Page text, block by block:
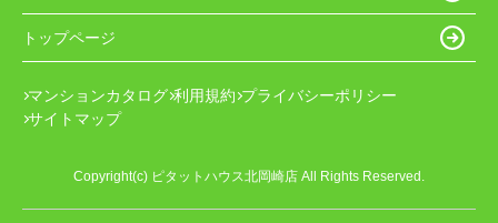
トップページ
マンションカタログ 利用規約 プライバシーポリシー
サイトマップ
Copyright(c) ピタットハウス北岡崎店 All Rights Reserved.